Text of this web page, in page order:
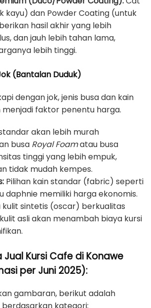
kayu) dan Powder Coating (untuk
hasil akhir yang lebih
dan jauh lebih tahan lama,
lebih tinggi.
(Bantalan Duduk)
dengan jok, jenis busa dan kain
faktor penentu harga.
akan lebih murah
busa Royal Foamatau busa
tinggi yang lebih empuk,
tidak mudah kempes.
Pilihan kain standar (fabric) seperti
daphnie memiliki harga ekonomis.
sintetis (oscar) berkualitas
asli akan menambah biaya kursi
Jual Kursi Cafe di Konawe
per Juni 2025):
gambaran, berikut adalah
kategori: